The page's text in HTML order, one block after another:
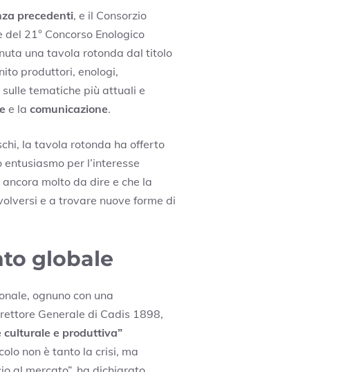
precedenti, e il Consorzio
21° Concorso Enologico
una tavola rotonda dal titolo
produttori, enologi,
tematiche più attuali e
e la comunicazione.
la tavola rotonda ha offerto
per l’interesse
molto da dire e che la
e a trovare nuove forme di
globale
ognuno con una
Generale di Cadis 1898,
culturale e produttiva”
non è tanto la crisi, ma